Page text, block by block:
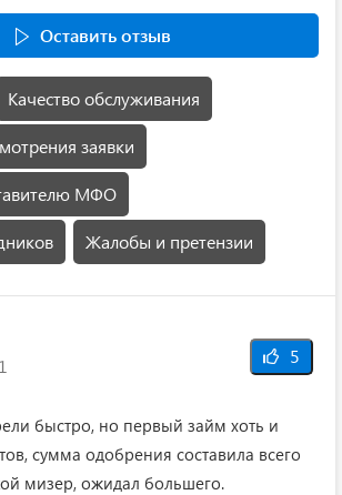
Оставить отзыв
Качество обслуживания
заявки
МФО
Жалобы и претензии
5
быстро, но первый займ хоть и
сумма одобрения составила всего
мизер, ожидал большего.